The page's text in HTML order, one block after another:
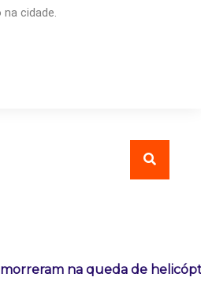
cidade.
na queda de